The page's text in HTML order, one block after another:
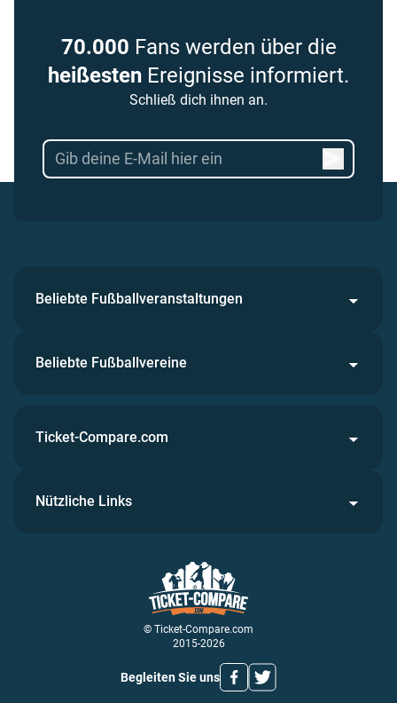
70.000 Fans werden über die
heißesten Ereignisse informiert.
Schließ dich ihnen an.
Beliebte Fußballveranstaltungen
Beliebte Fußballvereine
© Ticket-Compare.com
2015-2026
Begleiten Sie uns
Ticket-Compare.com
Nützliche Links